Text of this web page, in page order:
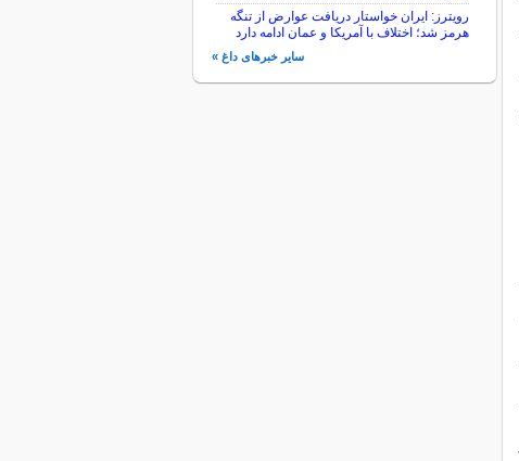
رویترز: ایران خواستار دریافت عوارض از تنگه
هرمز شد؛ اختلاف با آمریکا و عمان ادامه دارد
سایر خبرهای داغ »